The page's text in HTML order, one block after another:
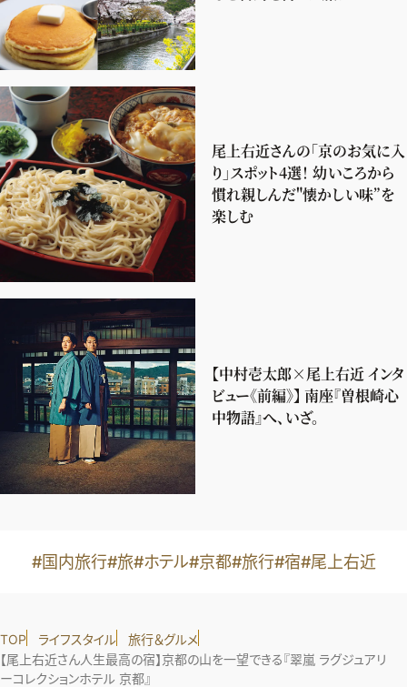
尾上右近さんの「京のお気に入
り」スポット4選！ 幼いころから
慣れ親しんだ"懐かしい味”を
楽しむ
【中村壱太郎×尾上右近 インタ
ビュー《前編》】 南座『曽根崎心
中物語』へ、いざ。
#国内旅行#旅#ホテル#京都#旅行#宿#尾上右近
TOP ライフスタイル
旅行＆グルメ
【尾上右近さん人生最高の宿】京都の山を一望できる『翠嵐 ラグジュアリ
ーコレクションホテル 京都』